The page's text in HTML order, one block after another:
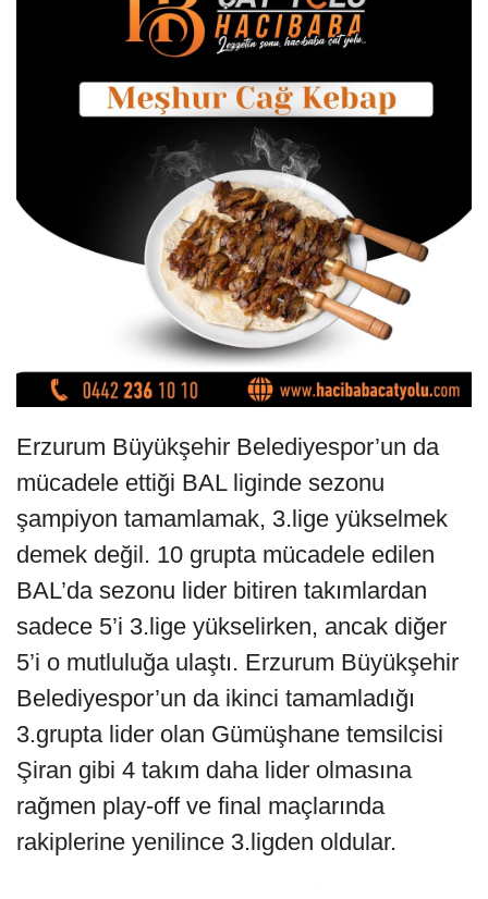
Erzurum Büyükşehir Belediyespor’un da
mücadele ettiği BAL liginde sezonu
şampiyon tamamlamak, 3.lige yükselmek
demek değil. 10 grupta mücadele edilen
BAL’da sezonu lider bitiren takımlardan
sadece 5’i 3.lige yükselirken, ancak diğer
5’i o mutluluğa ulaştı. Erzurum Büyükşehir
Belediyespor’un da ikinci tamamladığı
3.grupta lider olan Gümüşhane temsilcisi
Şiran gibi 4 takım daha lider olmasına
rağmen play-off ve final maçlarında
rakiplerine yenilince 3.ligden oldular.